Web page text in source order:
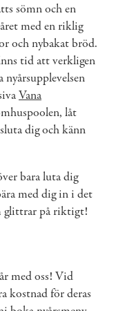
sömn och en
med en riklig
och nybakat bröd.
tid att verkligen
Vana
låt
dig och känn
bara luta dig
med dig in i det
glittrar på riktigt!
med oss! Vid
kostnad för deras